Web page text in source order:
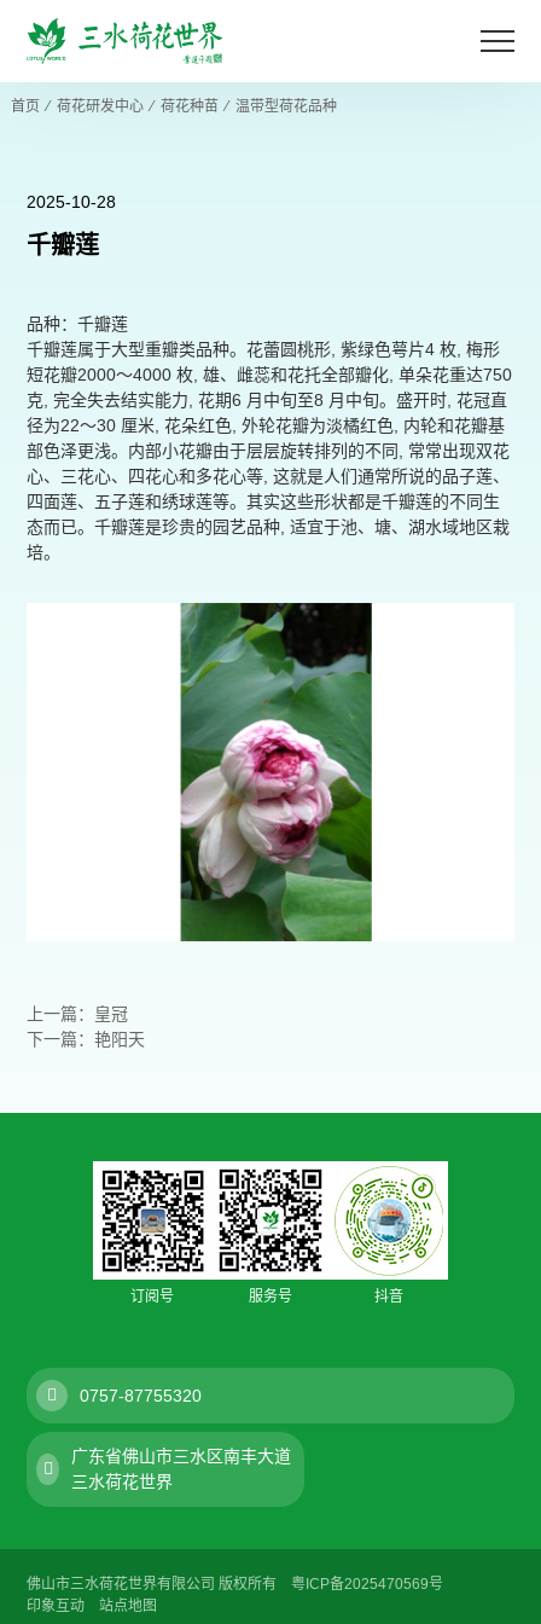
首页 ⁄ 荷花研发中心⁄ 荷花种苗 ⁄ 温带型荷花品种
2025-10-28
千瓣莲
品种：千瓣莲
千瓣莲属于大型重瓣类品种。花蕾圆桃形, 紫绿色萼片4 枚, 梅形
短花瓣2000～4000 枚, 雄、雌蕊和花托全部瓣化, 单朵花重达750
克, 完全失去结实能力, 花期6 月中旬至8 月中旬。盛开时, 花冠直
径为22～30 厘米, 花朵红色, 外轮花瓣为淡橘红色, 内轮和花瓣基
部色泽更浅。内部小花瓣由于层层旋转排列的不同, 常常出现双花
心、三花心、四花心和多花心等, 这就是人们通常所说的品子莲、
四面莲、五子莲和绣球莲等。其实这些形状都是千瓣莲的不同生
态而已。千瓣莲是珍贵的园艺品种, 适宜于池、塘、湖水域地区栽
培。
上一篇：皇冠
下一篇：艳阳天
订阅号 服务号 抖音
0757-87755320
广东省佛山市三水区南丰大道
三水荷花世界
佛山市三水荷花世界有限公司 版权所有粤ICP备2025470569号
印象互动
站点地图